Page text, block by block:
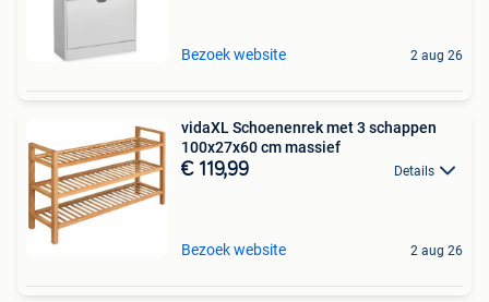
Bezoek website 2 aug 26
vidaXL Schoenenrek met 3 schappen
100x27x60 cm massief
€ 119,99 Details
Bezoek website 2 aug 26